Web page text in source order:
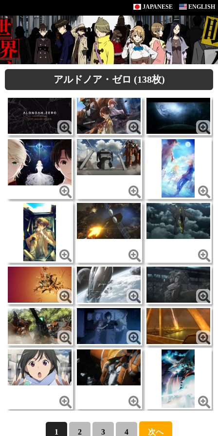
JAPANESE ENGLISH
アルドノア・ゼロ (138枚)
1 2 3 4 次へ